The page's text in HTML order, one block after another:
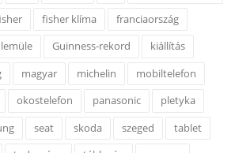
fisher klíma
franciaország
Guinness-rekord
kiállítás
magyar michelin
mobiltelefon
okostelefon panasonic
pletyka
seat skoda szeged
tablet